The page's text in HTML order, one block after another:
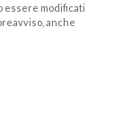
essere modificati
anche